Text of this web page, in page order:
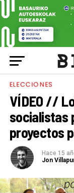
ELECCIONES
VÍDEO //
socialistas
proyectos
Hace 15
Jon